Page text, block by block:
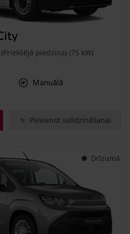
piedziņa) (75 kW)
Manuālā
Pievienot salīdzināšanai
Drīzumā